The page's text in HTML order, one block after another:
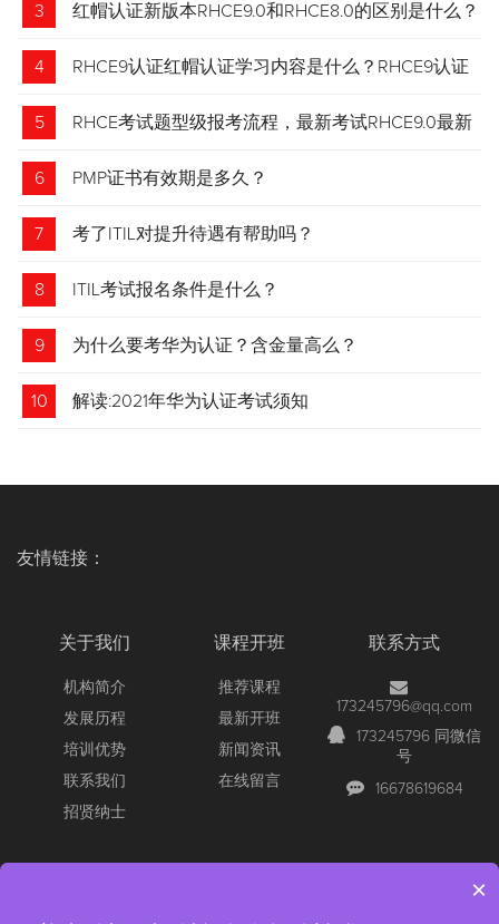
3 红帽认证新版本RHCE9.0和RHCE8.0的区别是什么？
4 RHCE9认证红帽认证学习内容是什么？RHCE9认证
介绍
5 RHCE考试题型级报考流程，最新考试RHCE9.0最新
考试 变化请悉知
6 PMP证书有效期是多久？
7 考了ITIL对提升待遇有帮助吗？
8 ITIL考试报名条件是什么？
9 为什么要考华为认证？含金量高么？
10 解读:2021年华为认证考试须知
友情链接：
关于我们
机构简介
发展历程
培训优势
联系我们
招贤纳士
课程开班
推荐课程
最新开班
新闻资讯
在线留言
联系方式
173245796@qq.com
173245796 同微信
号
16678619684
×